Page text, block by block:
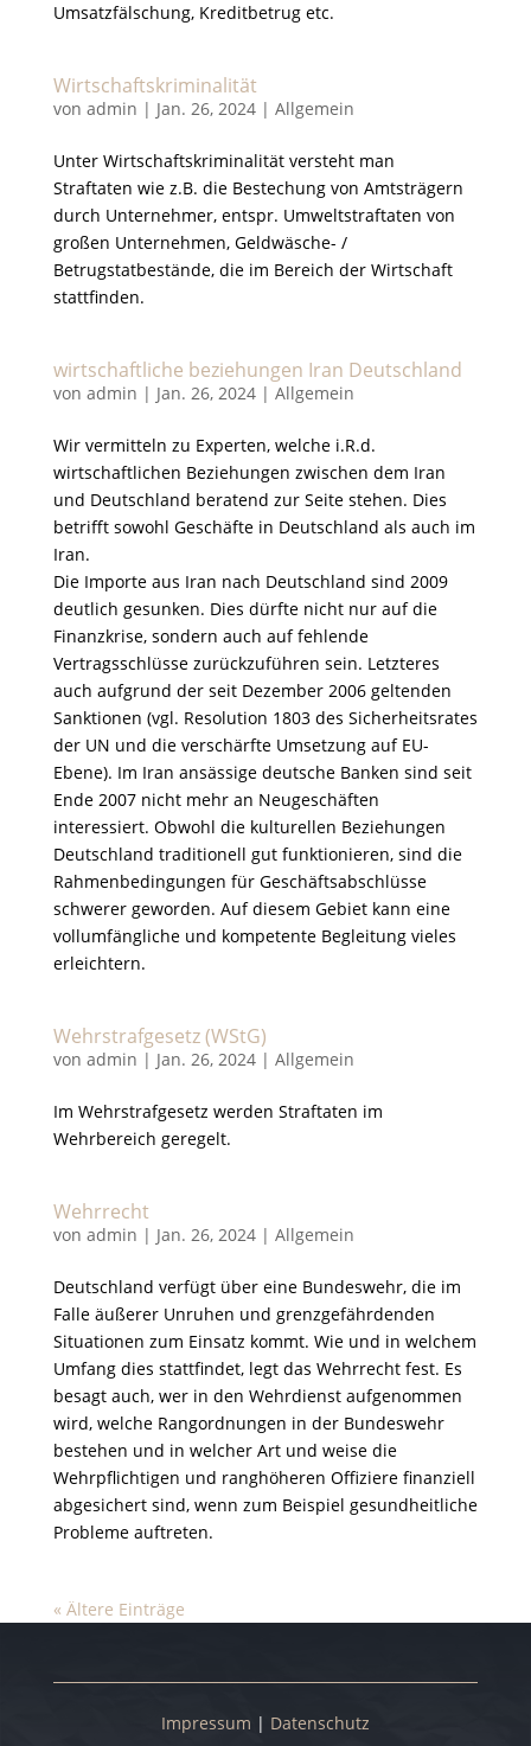
Umsatzfälschung, Kreditbetrug etc.
Wirtschaftskriminalität
von admin | Jan. 26, 2024| Allgemein
Unter Wirtschaftskriminalität versteht man
Straftaten wie z.B. die Bestechung von Amtsträgern
durch Unternehmer, entspr. Umweltstraftaten von
großen Unternehmen, Geldwäsche- /
Betrugstatbestände, die im Bereich der Wirtschaft
stattfinden.
wirtschaftliche beziehungen Iran Deutschland
von admin | Jan. 26, 2024| Allgemein
Wir vermitteln zu Experten, welche i.R.d.
wirtschaftlichen Beziehungen zwischen dem Iran
und Deutschland beratend zur Seite stehen. Dies
betrifft sowohl Geschäfte in Deutschland als auch im
Iran.
Die Importe aus Iran nach Deutschland sind 2009
deutlich gesunken. Dies dürfte nicht nur auf die
Finanzkrise, sondern auch auf fehlende
Vertragsschlüsse zurückzuführen sein. Letzteres
auch aufgrund der seit Dezember 2006 geltenden
Sanktionen (vgl. Resolution 1803 des Sicherheitsrates
der UN und die verschärfte Umsetzung auf EU-
Ebene). Im Iran ansässige deutsche Banken sind seit
Ende 2007 nicht mehr an Neugeschäften
interessiert. Obwohl die kulturellen Beziehungen
Deutschland traditionell gut funktionieren, sind die
Rahmenbedingungen für Geschäftsabschlüsse
schwerer geworden. Auf diesem Gebiet kann eine
vollumfängliche und kompetente Begleitung vieles
erleichtern.
Wehrstrafgesetz (WStG)
von admin | Jan. 26, 2024| Allgemein
Im Wehrstrafgesetz werden Straftaten im
Wehrbereich geregelt.
Wehrrecht
von admin | Jan. 26, 2024| Allgemein
Deutschland verfügt über eine Bundeswehr, die im
Falle äußerer Unruhen und grenzgefährdenden
Situationen zum Einsatz kommt. Wie und in welchem
Umfang dies stattfindet, legt das Wehrrecht fest. Es
besagt auch, wer in den Wehrdienst aufgenommen
wird, welche Rangordnungen in der Bundeswehr
bestehen und in welcher Art und weise die
Wehrpflichtigen und ranghöheren Offiziere finanziell
abgesichert sind, wenn zum Beispiel gesundheitliche
Probleme auftreten.
« Ältere Einträge
Impressum | Datenschutz